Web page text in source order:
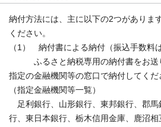
納付方法には、主に以下の2つがありま
ください。
（1） 納付書による納付（振込手数料
ふるさと納税専用の納付書をお送
指定の金融機関等の窓口で納付してくだ
（指定金融機関等一覧）
足利銀行、山形銀行、東邦銀行、郡馬
行、東日本銀行、栃木信用金庫、鹿沼